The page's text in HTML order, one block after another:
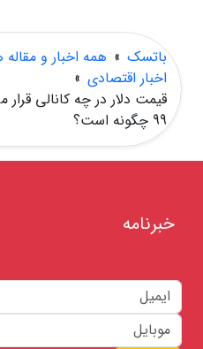
باتسک » همه اخبار و مقاله
اخبار اقتصادی »
قیمت دلار در چه کانالی قرار
99 چگونه است؟
خبرنامه